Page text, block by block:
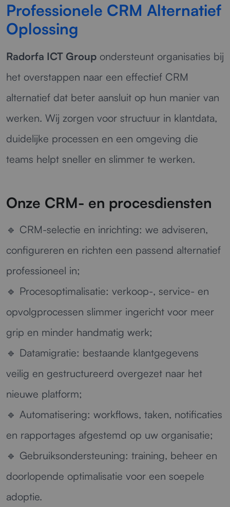
Professionele CRM Alternatief
Oplossing
Radorfa ICT Group ondersteunt organisaties bij
het overstappen naar een effectief CRM
alternatief dat beter aansluit op hun manier van
werken. Wij zorgen voor structuur in klantdata,
duidelijke processen en een omgeving die
teams helpt sneller en slimmer te werken.
Onze CRM- en procesdiensten
🔹 CRM-selectie en inrichting: we adviseren,
configureren en richten een passend alternatief
professioneel in;
🔹 Procesoptimalisatie: verkoop-, service- en
opvolgprocessen slimmer ingericht voor meer
grip en minder handmatig werk;
🔹 Datamigratie: bestaande klantgegevens
veilig en gestructureerd overgezet naar het
nieuwe platform;
🔹 Automatisering: workflows, taken, notificaties
en rapportages afgestemd op uw organisatie;
🔹 Gebruiksondersteuning: training, beheer en
doorlopende optimalisatie voor een soepele
adoptie.